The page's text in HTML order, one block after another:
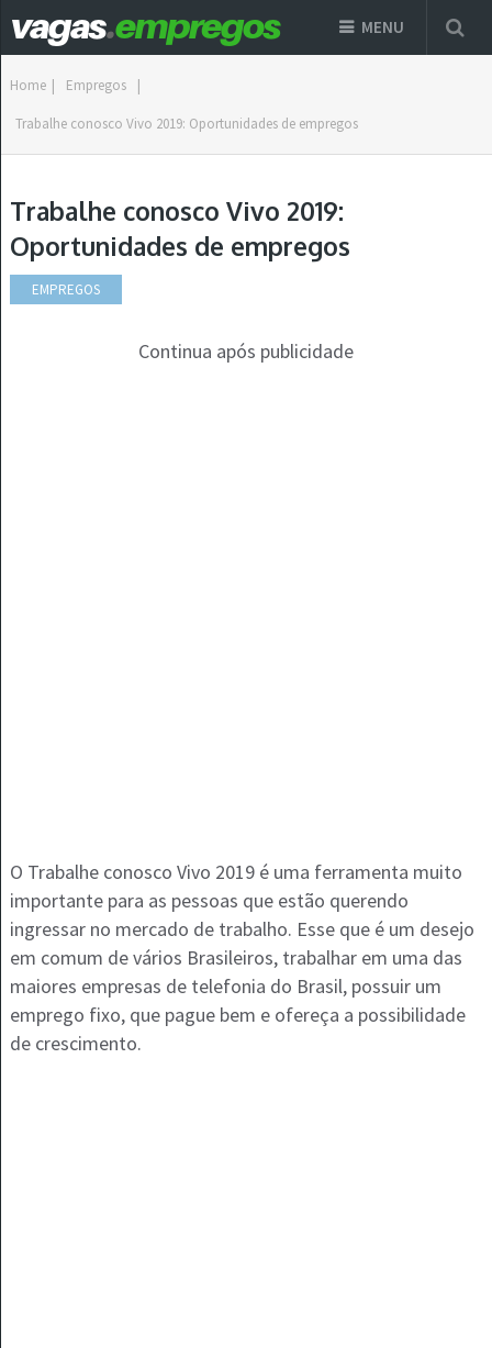
MENU
Home | Empregos |
Trabalhe conosco Vivo 2019: Oportunidades de empregos
Trabalhe conosco Vivo 2019:
Oportunidades de empregos
EMPREGOS
Continua após publicidade
O Trabalhe conosco Vivo 2019 é uma ferramenta muito
importante para as pessoas que estão querendo
ingressar no mercado de trabalho. Esse que é um desejo
em comum de vários Brasileiros, trabalhar em uma das
maiores empresas de telefonia do Brasil, possuir um
emprego fixo, que pague bem e ofereça a possibilidade
de crescimento.